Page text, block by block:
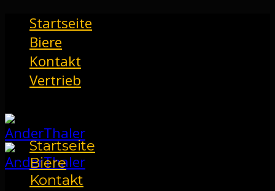
Startseite
Biere
Kontakt
Vertrieb
Startseite
Biere
Kontakt